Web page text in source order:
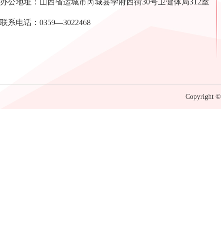
办公地址：山西省运城市芮城县学府西街30号卫健体局312室
联系电话：0359—3022468
Copyright